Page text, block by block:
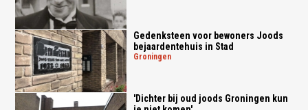
Gedenksteen voor bewoners Joods
bejaardentehuis in Stad
groningen
'Dichter bij oud joods Groningen kun